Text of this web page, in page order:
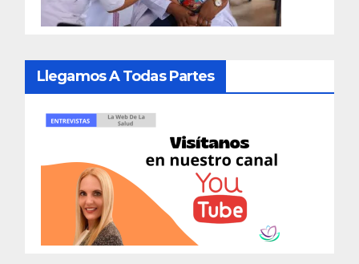
Llegamos A Todas Partes